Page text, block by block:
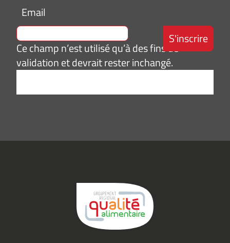
Email
Ce champ n’est utilisé qu’à des fins de
validation et devrait rester inchangé.
e-